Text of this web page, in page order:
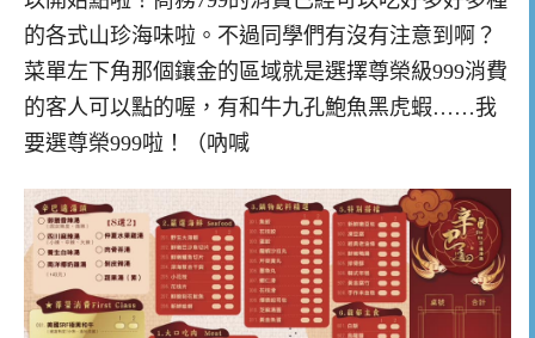
的各式山珍海味啦。不過同學們有沒有注意到啊？
菜單左下角那個鑲金的區域就是選擇尊榮級999消費
的客人可以點的喔，有和牛九孔鮑魚黑虎蝦……我
要選尊榮999啦！（吶喊